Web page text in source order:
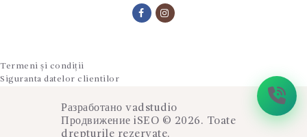
Termeni și condiții
Siguranta datelor clientilor
Разработано vadstudio
Продвижение iSEO © 2026. Toate
drepturile rezervate.